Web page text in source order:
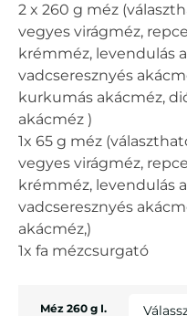
2 x 260 g méz
vegyes virágméz,
krémméz, levendulás
vadcseresznyés
kurkumás akácméz,
akácméz )
1x 65 g méz
vegyes virágméz,
krémméz, levendulás
vadcseresznyés
akácméz,)
1x fa mézcsurgató
Méz 260 g I.